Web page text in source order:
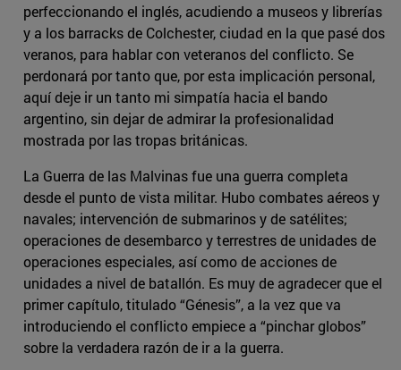
perfeccionando el inglés, acudiendo a museos y librerías
y a los barracks de Colchester, ciudad en la que pasé dos
veranos, para hablar con veteranos del conflicto. Se
perdonará por tanto que, por esta implicación personal,
aquí deje ir un tanto mi simpatía hacia el bando
argentino, sin dejar de admirar la profesionalidad
mostrada por las tropas británicas.
La Guerra de las Malvinas fue una guerra completa
desde el punto de vista militar. Hubo combates aéreos y
navales; intervención de submarinos y de satélites;
operaciones de desembarco y terrestres de unidades de
operaciones especiales, así como de acciones de
unidades a nivel de batallón. Es muy de agradecer que el
primer capítulo, titulado “Génesis”, a la vez que va
introduciendo el conflicto empiece a “pinchar globos”
sobre la verdadera razón de ir a la guerra.